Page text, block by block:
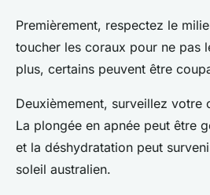
Premièrement, respectez le
toucher les coraux pour ne pas
plus, certains peuvent être
Deuxièmement, surveillez votre
La plongée en apnée peut être
et la déshydratation peut
soleil australien.